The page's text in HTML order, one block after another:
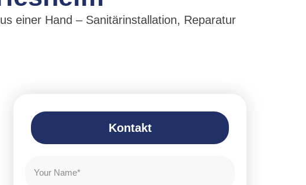
einer Hand – Sanitärinstallation, Reparatur
Kontakt